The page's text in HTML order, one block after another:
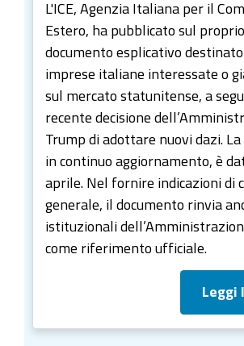
L'ICE, Agenzia Italiana per il
Estero, ha pubblicato sul
documento esplicativo
imprese italiane interessate o
sul mercato statunitense, a
recente decisione
Trump di adottare nuovi dazi. La
in continuo aggiornamento, è
aprile. Nel fornire indicazioni di
generale, il documento rinvia
istituzionali
come riferimento ufficiale.
Leggi